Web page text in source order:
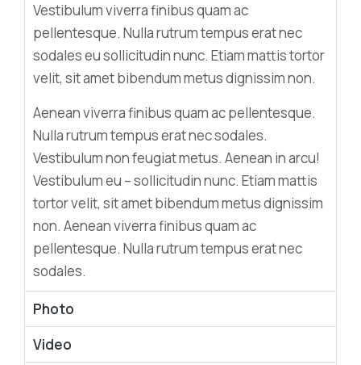
Vestibulum viverra finibus quam ac
pellentesque. Nulla rutrum tempus erat nec
sodales eu sollicitudin nunc. Etiam mattis tortor
velit, sit amet bibendum metus dignissim non.
Aenean viverra finibus quam ac pellentesque.
Nulla rutrum tempus erat nec sodales.
Vestibulum non feugiat metus. Aenean in arcu!
Vestibulum eu – sollicitudin nunc. Etiam mattis
tortor velit, sit amet bibendum metus dignissim
non. Aenean viverra finibus quam ac
pellentesque. Nulla rutrum tempus erat nec
sodales.
Photo
Video